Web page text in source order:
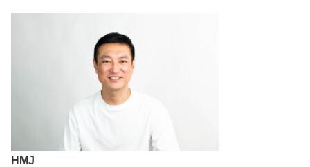
HMJ